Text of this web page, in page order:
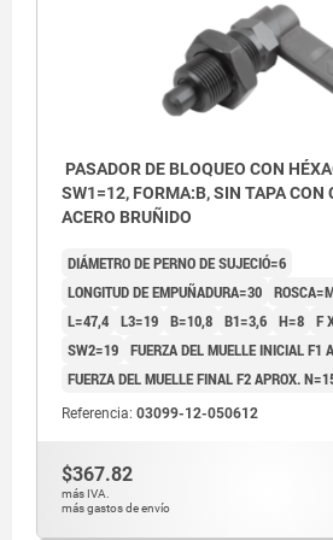
PASADOR DE BLOQUEO CON
SW1=12, FORMA:B, SIN TAPA CON
ACERO BRUÑIDO
DIÁMETRO DE PERNO DE SUJECIÓ=6
LONGITUD DE EMPUÑADURA=30
L=47,4 L3=19 B=10,8 B1=3,6 H=8 F
SW2=19 FUERZA DEL MUELLE INICIAL F1
FUERZA DEL MUELLE FINAL F2 APROX.
Referencia: 03099-12-050612
$367.82
más IVA.
más gastos de envío